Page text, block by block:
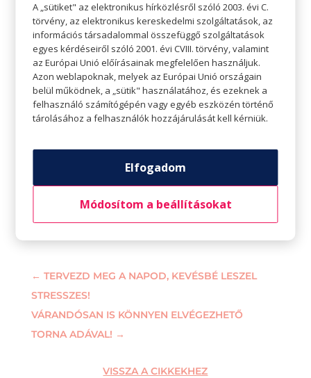
sportolókat, hogy a jógával javítsák
teljesítményüket és csökkentsék a sérülés
lehetőségét. Legnagyobb küldetésének
jógaoktatóként azt érzi, hogy megmutassa a
vele gyakorlóknak, hogy minden lehetséges
és hogy sokszor sokkal többre vagyunk
képesek, mint azt elsőre gondoljuk.
ellátogatni az óráira:
← TERVEZD MEG A NAPOD, KEVÉSBÉ LESZEL
STRESSZES!
VÁRANDÓSAN IS KÖNNYEN ELVÉGEZHETŐ
TORNA ADÁVAL! →
VISSZA A CIKKEKHEZ
A „sütiket" az elektronikus hírközlésről szóló 2003. évi C.
törvény, az elektronikus kereskedelmi szolgáltatások, az
információs társadalommal összefüggő szolgáltatások
egyes kérdéseiről szóló 2001. évi CVIII. törvény, valamint
az Európai Unió előírásainak megfelelően használjuk.
Azon weblapoknak, melyek az Európai Unió országain
belül működnek, a „sütik" használatához, és ezeknek a
felhasználó számítógépén vagy egyéb eszközén történő
tárolásához a felhasználók hozzájárulását kell kérniük.
Elfogadom
Módosítom a beállításokat